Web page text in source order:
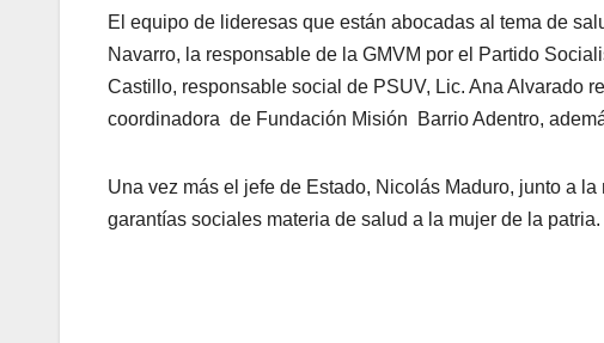
El equipo de lideresas que están abocadas al tema de
Navarro, la responsable de la GMVM por el Partido
Castillo, responsable social de PSUV, Lic. Ana Alvarado
coordinadora de Fundación Misión Barrio Adentro,
Una vez más el jefe de Estado, Nicolás Maduro, junto a
garantías sociales materia de salud a la mujer de la patria.